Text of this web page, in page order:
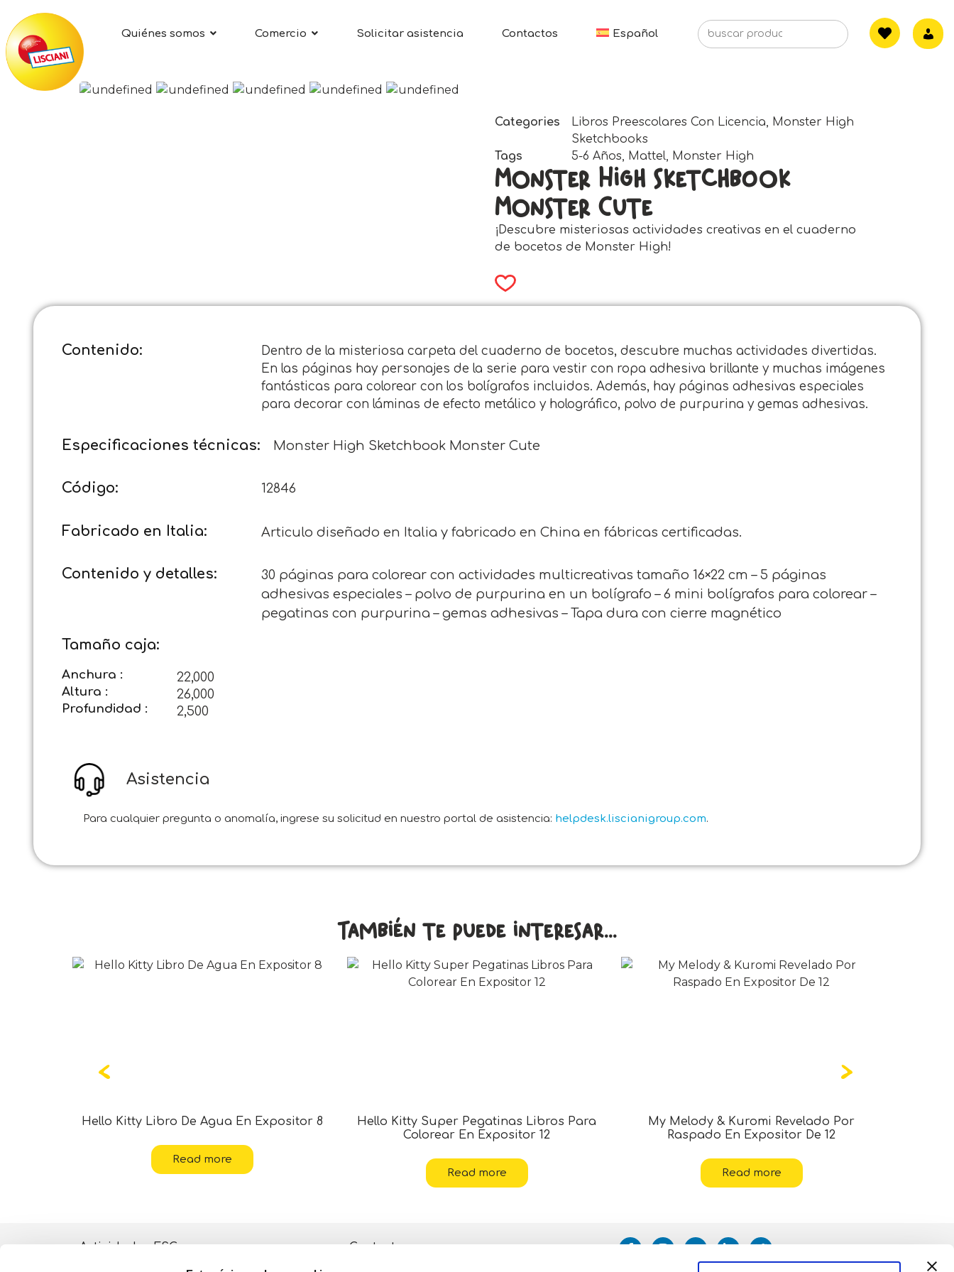
Quiénes somos Comercio Solicitar asistencia Contactos Español
Categories Libros Preescolares Con Licencia, Monster High
Sketchbooks
Tags
5-6 Años, Mattel, Monster High
Monster High Sketchbook
Monster Cute
¡Descubre misteriosas actividades creativas en el cuaderno
de bocetos de Monster High!
Contenido:
Dentro de la misteriosa carpeta del cuaderno de bocetos, descubre muchas actividades divertidas.
En las páginas hay personajes de la serie para vestir con ropa adhesiva brillante y muchas imágenes
fantásticas para colorear con los bolígrafos incluidos. Además, hay páginas adhesivas especiales
para decorar con láminas de efecto metálico y holográfico, polvo de purpurina y gemas adhesivas.
Especificaciones técnicas: Monster High Sketchbook Monster Cute
Código: 12846
Fabricado en Italia: Articulo diseñado en Italia y fabricado en China en fábricas certificadas.
Contenido y detalles:
30 páginas para colorear con actividades multicreativas tamaño 16×22 cm – 5 páginas
adhesivas especiales – polvo de purpurina en un bolígrafo – 6 mini bolígrafos para colorear –
pegatinas con purpurina – gemas adhesivas – Tapa dura con cierre magnético
Tamaño caja:
Anchura : 22,000
Altura : 26,000
Profundidad : 2,500
Asistencia
Para cualquier pregunta o anomalía, ingrese su solicitud en nuestro portal de asistencia: helpdesk.liscianigroup.com.
También te puede interesar...
Hello Kitty Libro De Agua En Expositor 8
Read more
Hello Kitty Super Pegatinas Libros Para
Colorear En Expositor 12
Read more
My Melody & Kuromi Revelado Por
Raspado En Expositor De 12
Read more
Actividades ESG Contacto